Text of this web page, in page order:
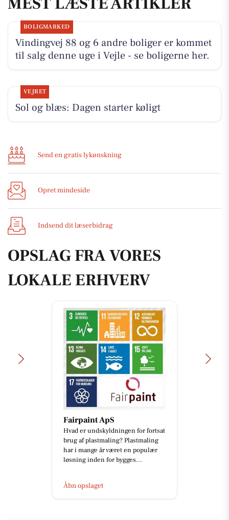
BOLIGMARKED
Vindingvej 88 og 6 andre boliger er kommet
til salg denne uge i Vejle - se boligerne her.
VEJRET
Sol og blæs: Dagen starter køligt
Send en gratis lykønskning
Opret mindeside
Indsend dit læserbidrag
OPSLAG FRA VORES
LOKALE ERHVERV
Fairpaint ApS
Hvad er undskyldningen for fortsat
brug af plastmaling? Plastmaling
har i mange år været en populær
løsning inden for bygges...
Åbn opslaget